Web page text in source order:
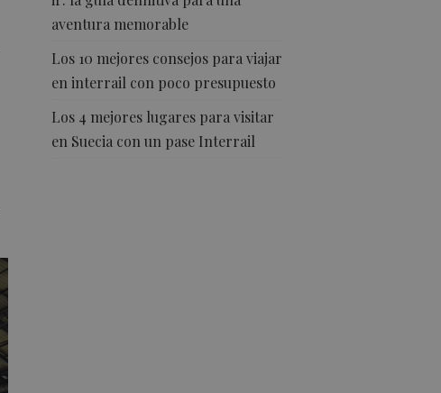
aventura memorable
Los 10 mejores consejos para viajar
en interrail con poco presupuesto
Los 4 mejores lugares para visitar
en Suecia con un pase Interrail